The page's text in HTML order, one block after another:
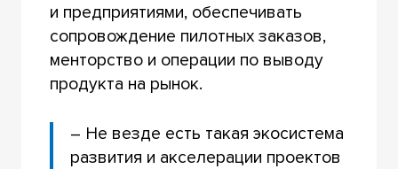
и предприятиями, обеспечивать
сопровождение пилотных заказов,
менторство и операции по выводу
продукта на рынок.
– Не везде есть такая экосистема
развития и акселерации проектов